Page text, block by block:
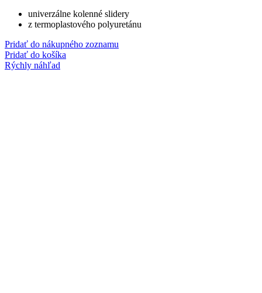
univerzálne kolenné slidery
z termoplastového polyuretánu
Pridať do nákupného zoznamu
Pridať do košíka
Rýchly náhľad